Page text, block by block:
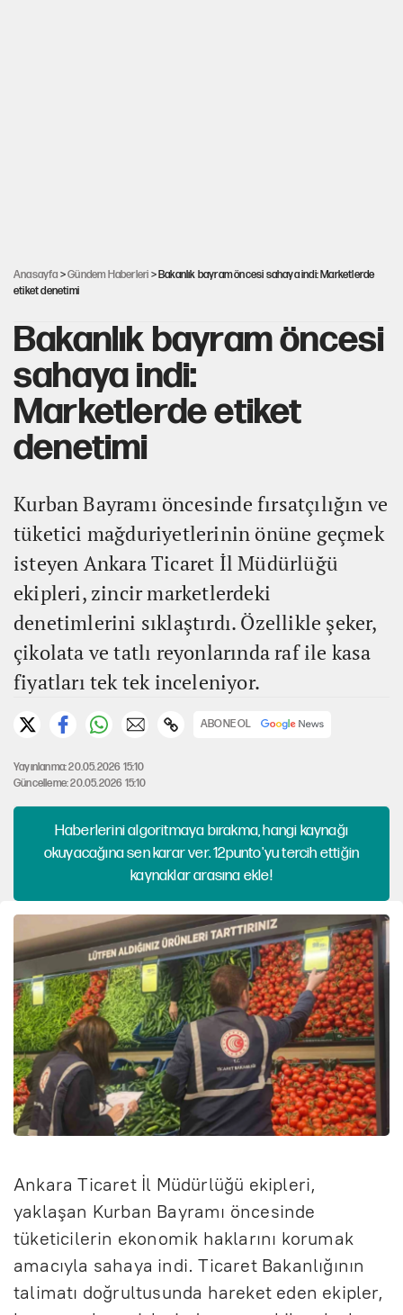
Anasayfa >Gündem Haberleri > Bakanlık bayram öncesi sahaya indi: Marketlerde
etiket denetimi
Bakanlık bayram öncesi
sahaya indi:
Marketlerde etiket
denetimi
Kurban Bayramı öncesinde fırsatçılığın ve
tüketici mağduriyetlerinin önüne geçmek
isteyen Ankara Ticaret İl Müdürlüğü
ekipleri, zincir marketlerdeki
denetimlerini sıklaştırdı. Özellikle şeker,
çikolata ve tatlı reyonlarında raf ile kasa
fiyatları tek tek inceleniyor.
ABONE OL
Yayınlanma: 20.05.2026 15:10
Güncelleme: 20.05.2026 15:10
Haberlerini algoritmaya bırakma, hangi kaynağı
okuyacağına sen karar ver. 12punto'yu tercih ettiğin
kaynaklar arasına ekle!
Ankara Ticaret İl Müdürlüğü ekipleri,
yaklaşan Kurban Bayramı öncesinde
tüketicilerin ekonomik haklarını korumak
amacıyla sahaya indi. Ticaret Bakanlığının
talimatı doğrultusunda hareket eden ekipler,